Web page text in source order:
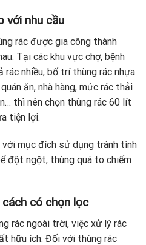
với nhu cầu
rác được gia công thành
Tại các khu vực chợ, bệnh
nhiều, bố trí thùng rác nhựa
ăn, nhà hàng, mức rác thải
thì nên chọn thùng rác 60 lít
tiện lợi.
với mục đích sử dụng tránh tình
đột ngột, thùng quá to chiếm
có chọn lọc
rác ngoài trời, việc xử lý rác
hữu ích. Đối với thùng rác